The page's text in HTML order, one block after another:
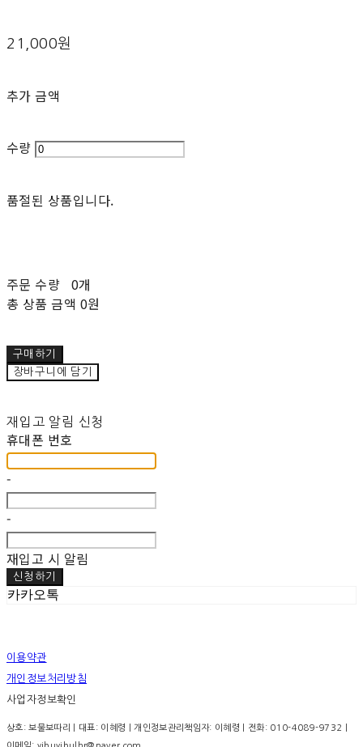
21,000원
추가 금액
수량
품절된 상품입니다.
주문 수량 0개
총 상품 금액 0원
구매하기
장바구니에 담기
재입고 알림 신청
휴대폰 번호
-
-
재입고 시 알림
신청하기
카카오톡
이용약관
개인정보처리방침
사업자정보확인
상호: 보물보따리 | 대표: 이혜령 | 개인정보관리책임자: 이혜령 | 전화: 010-4089-9732 |